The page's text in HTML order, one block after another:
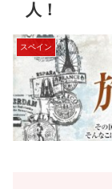
人！
スペイン